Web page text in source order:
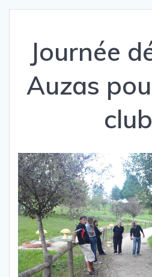
Journée
Auzas